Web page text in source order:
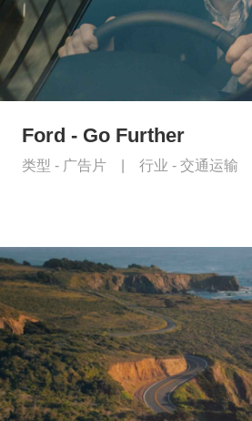
Ford - Go Further
类型 - 广告片 行业 - 交通运输